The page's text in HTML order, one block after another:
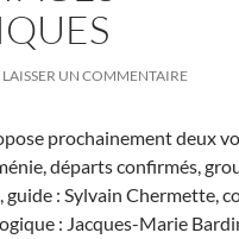
LAISSER UN COMMENTAIRE
prochainement deux
départs confirmés,
guide : Sylvain Chermette,
: Jacques-Marie